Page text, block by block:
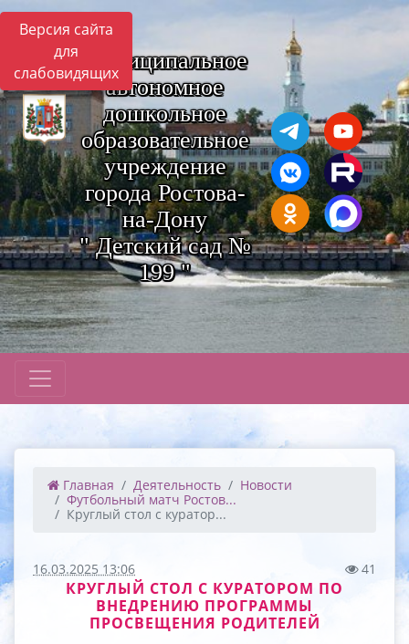
Версия сайта
для
слабовидящихМуниципальное
автономное
дошкольное
образовательное
учреждение
города Ростова-
на-Дону
" Детский сад №
199 "
Главная Деятельность
Новости
Футбольный матч Ростов...
Круглый стол с куратор...
16.03.2025 13:06 41
КРУГЛЫЙ СТОЛ С КУРАТОРОМ ПО
ВНЕДРЕНИЮ ПРОГРАММЫ
ПРОСВЕЩЕНИЯ РОДИТЕЛЕЙ